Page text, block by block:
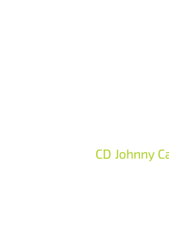
CD Johnny